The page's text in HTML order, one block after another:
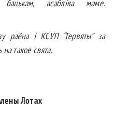
асабліва маме.
раёна і КСУП “Гервяты” за
такое свята.
Лотах